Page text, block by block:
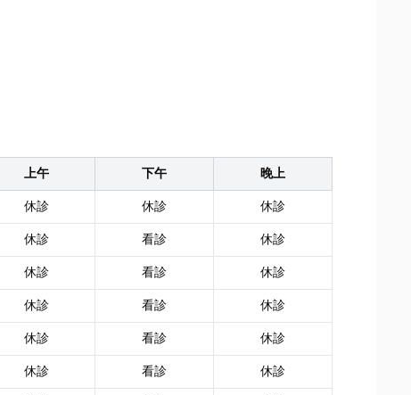
上午 下午
晚上
休診 休診
休診
休診 看診
休診
休診 看診
休診
休診 看診
休診
休診 看診
休診
休診 看診
休診